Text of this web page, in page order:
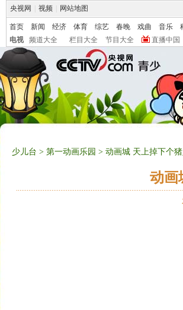
央视网 视频 网站地图
首页 新闻 经济 体育 综艺 春晚 戏曲 音乐
电视
频道大全 栏目大全 节目大全 直播中国
少儿台 > 第一动画乐园 > 动画城 天上掉下个
动画